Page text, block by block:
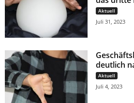
Aktuell
Juli 31, 2023
deutlich
Aktuell
Juli 4, 2023